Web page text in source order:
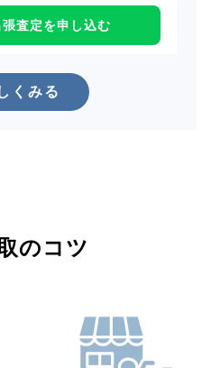
査定を申し込む
くみる
のコツ